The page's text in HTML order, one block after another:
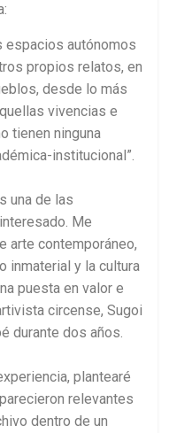
espacios autónomos
propios relatos, en
desde lo más
vivencias e
tienen ninguna
institucional”.
una de las
Me
arte contemporáneo,
inmaterial y la cultura
puesta en valor e
circense, Sugoi
durante dos años.
plantearé
relevantes
dentro de un